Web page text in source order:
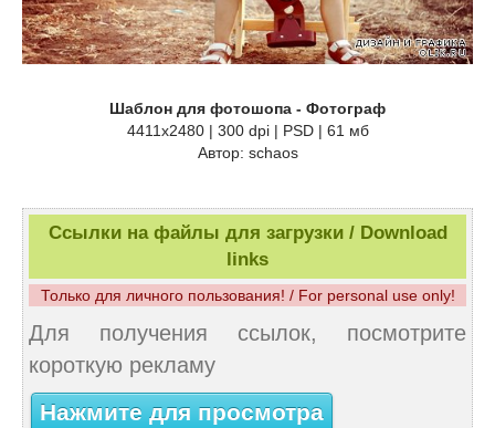
Шаблон для фотошопа - Фотограф
4411х2480 | 300 dpi | PSD | 61 мб
Автор: schaos
Ссылки на файлы для загрузки / Download
links
Только для личного пользования! / For personal use only!
Для получения ссылок, посмотрите
короткую рекламу
Нажмите для просмотра